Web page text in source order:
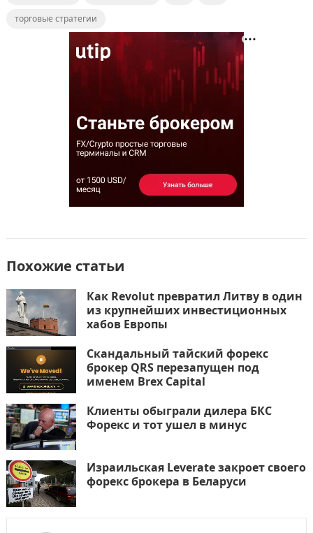
e o
o
l р
а
в
и
т
ь
торговые стратегии
Похожие статьи
Как Revolut превратил Литву в один
из крупнейших инвестиционных
хабов Европы
Скандальный тайский форекс
брокер QRS перезапущен под
именем Brex Capital
Клиенты обыграли дилера БКС
Форекс и тот ушел в минус
Израильская Leverate закроет своего
форекс брокера в Беларуси